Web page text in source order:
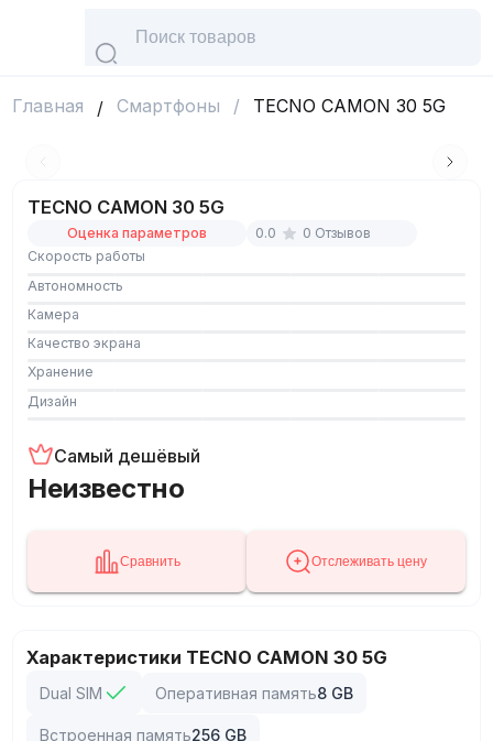
Главная / Смартфоны / TECNO CAMON 30 5G
TECNO CAMON 30 5G
Оценка параметров 0.0 0 Отзывов
Скорость работы
Автономность
Камера
Качество экрана
Хранение
Дизайн
Самый дешёвый
Неизвестно
Сравнить Отслеживать цену
Характеристики TECNO CAMON 30 5G
Dual SIM Оперативная память8 GB
Встроенная память256 GB